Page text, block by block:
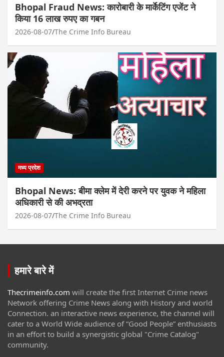
Bhopal Fraud News: कारोबारी के मार्केटिंग एजेंट ने
किया 16 लाख रुपए का गबन
2026-08-07 The Crime Info Bureau
मध्य प्रदेश
Bhopal News: बीमा क्लेम में देरी करने पर युवक ने महिला
अधिकारी से की अभद्रता
2026-08-07 The Crime Info Bureau
हमारे बारे में
Thecrimeinfo.com will create the first Internet Crime news
Network offering Crime News along with History and world
Connection. an interactive news experience, the channel will
cater to a World Wide audience of “Good People” enthusiasts
in an effort to build a synergistic global "Crime Catalog"
community.